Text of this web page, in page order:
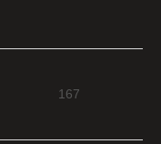
167